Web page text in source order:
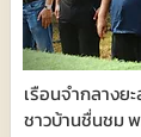
เรือนจำกลาง
ชาวบ้านชื่นชม